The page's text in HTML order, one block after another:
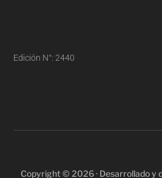
Edición N°: 2440
Copyright © 2026 · Desarrollado y